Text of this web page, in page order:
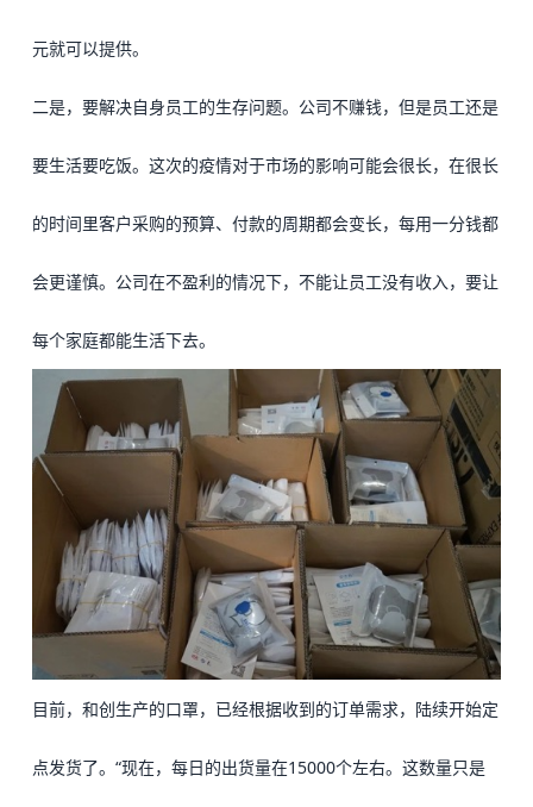
元就可以提供。
二是，要解决自身员工的生存问题。公司不赚钱，但是员工还是
要生活要吃饭。这次的疫情对于市场的影响可能会很长，在很长
的时间里客户采购的预算、付款的周期都会变长，每用一分钱都
会更谨慎。公司在不盈利的情况下，不能让员工没有收入，要让
每个家庭都能生活下去。
目前，和创生产的口罩，已经根据收到的订单需求，陆续开始定
点发货了。“现在，每日的出货量在15000个左右。这数量只是